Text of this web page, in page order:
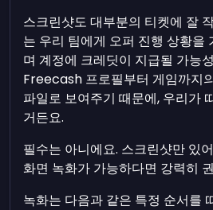
스크린샷도 대부분의 티켓에 잘
는 우리 팀에게 오퍼 진행 상황을
며 계정에 크레딧이 지급될 가능
Freecash 프로필부터 게임까지
파일로 보여주기 때문에, 우리가
거든요.
필수는 아니에요. 스크린샷만 있
화면 녹화가 가능하다면 강력히
녹화는 다음과 같은 특정 순서를